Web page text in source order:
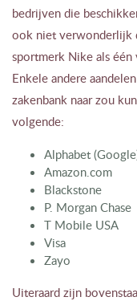
bedrijven die
ook niet verwonderlijk
sportmerk Nike als één
Enkele andere
zakenbank naar zou
volgende:
Alphabet
Amazon.com
Blackstone
P. Morgan Chase
T Mobile USA
Visa
Zayo
Uiteraard zijn